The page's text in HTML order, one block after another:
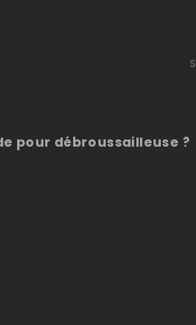
pour débroussailleuse ?